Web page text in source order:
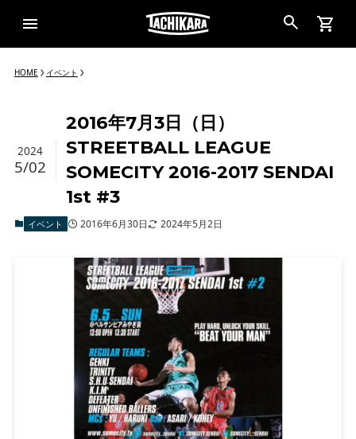
HOME イベント
2016年7月3日（日）
STREETBALL LEAGUE
SOMECITY 2016-2017 SENDAI
1st #3
2024
5/02
イベント 2016年6月30日 2024年5月2日